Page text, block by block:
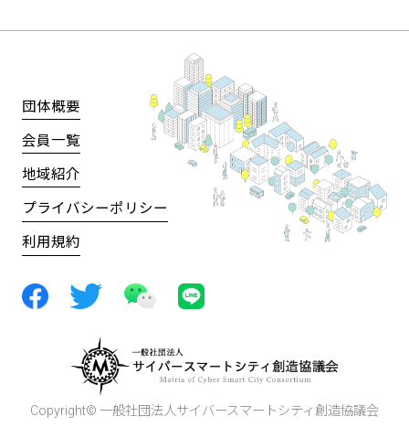
団体概要
会員一覧
地域紹介
プライバシーポリシー
利用規約
Copyright© 一般社団法人サイバースマートシティ創造協議会